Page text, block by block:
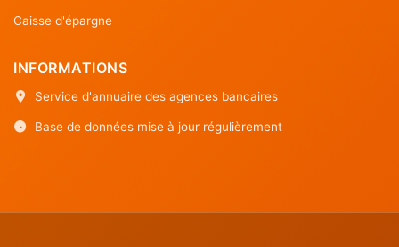
Caisse d'épargne
INFORMATIONS
Service d'annuaire des agences bancaires
Base de données mise à jour régulièrement